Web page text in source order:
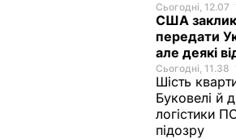
Сьогодні, 12.07
США
передати
але деякі
Сьогодні, 11.38
Шість
Буковелі й
логістики
підозру